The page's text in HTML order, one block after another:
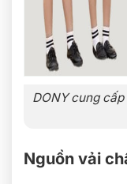
DONY cung
Nguồn vải